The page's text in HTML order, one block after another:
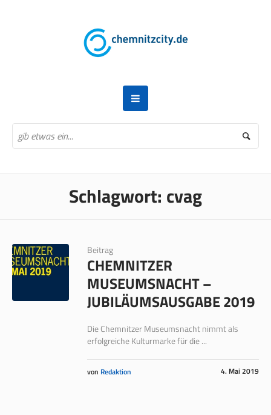
Schlagwort: cvag
Beitrag
CHEMNITZER
MUSEUMSNACHT –
JUBILÄUMSAUSGABE 2019
Die Chemnitzer Museumsnacht nimmt als
erfolgreiche Kulturmarke für die ...
4. Mai 2019
von Redaktion